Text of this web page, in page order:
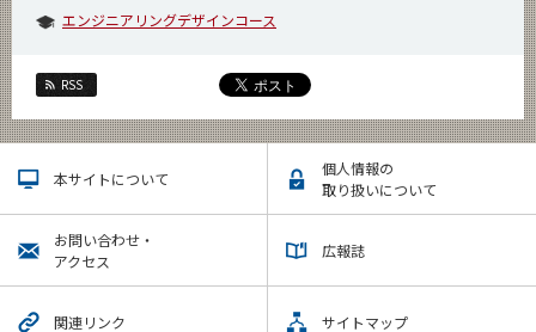
エンジニアリングデザインコース
RSS
本サイトについて
個人情報の
取り扱いについて
お問い合わせ・
アクセス
広報誌
関連リンク サイトマップ